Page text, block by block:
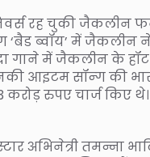
रह चुकी जैकलीन
‘बैड ब्वॉय’ में
गाने में जैकलीन के
आइटम सॉन्ग की
करोड़ रुपए चार्ज
अभिनेत्री तमन्ना